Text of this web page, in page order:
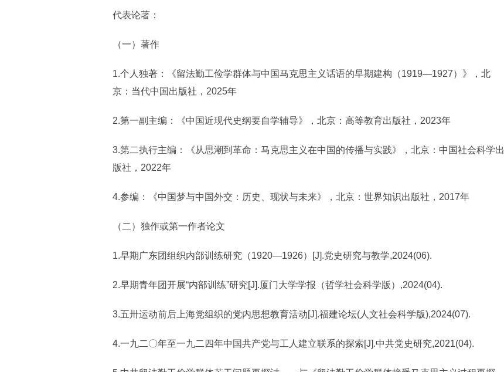
代表论著：
（一）著作
1.个人独著：《留法勤工俭学群体与中国马克思主义话语的早期建构（1919—1927）》，北
京：当代中国出版社，2025年
2.第一副主编：《中国近现代史纲要自学辅导》，北京：高等教育出版社，2023年
3.第二执行主编：《从思潮到革命：马克思主义在中国的传播与实践》，北京：中国社会科学出
版社，2022年
4.参编：《中国梦与中国外交：历史、现状与未来》，北京：世界知识出版社，2017年
（二）独作或第一作者论文
1.早期广东团组织内部训练研究（1920—1926）[J].党史研究与教学,2024(06).
2.早期青年团开展“内部训练”研究[J].厦门大学学报（哲学社会科学版）,2024(04).
3.五卅运动前后上海党组织的党内思想教育活动[J].福建论坛(人文社会科学版),2024(07).
4.一九二〇年至一九二四年中国共产党与工人建立联系的探索[J].中共党史研究,2021(04).